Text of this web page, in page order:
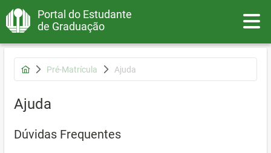
Portal do Estudante
de Graduação
Pré-Matrícula Ajuda
Ajuda
Dúvidas Frequentes